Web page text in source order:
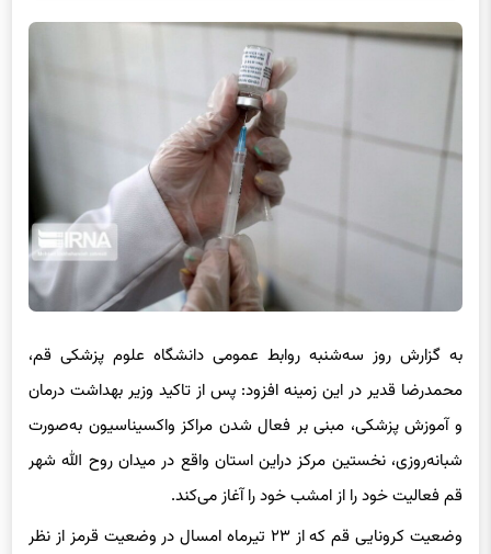
محمدرضا قدیر در این زمینه افزود: پس از تاکید وزیر بهداشت درمان
و آموزش پزشکی، مبنی بر فعال شدن مراکز واکسیناسیون به‌صورت
شبانه‌روزی، نخستین مرکز دراین استان واقع در میدان روح الله شهر
قم فعالیت خود را از امشب خود را آغاز می‌کند.
وضعیت کرونایی قم که از ۲۳ تیرماه امسال در وضعیت قرمز از نظر
شیوع کرونا قرار گرفته بود، بر اساس رنگ‌بندی اپلیکیشن ماسک، از